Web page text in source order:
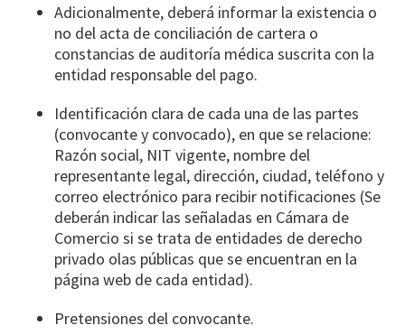
Adicionalmente, deberá informar la existencia o
no del acta de conciliación de cartera o
constancias de auditoría médica suscrita con la
entidad responsable del pago.
Identificación clara de cada una de las partes
(convocante y convocado), en que se relacione:
Razón social, NIT vigente, nombre del
representante legal, dirección, ciudad, teléfono y
correo electrónico para recibir notificaciones (Se
deberán indicar las señaladas en Cámara de
Comercio si se trata de entidades de derecho
privado olas públicas que se encuentran en la
página web de cada entidad).
Pretensiones del convocante.